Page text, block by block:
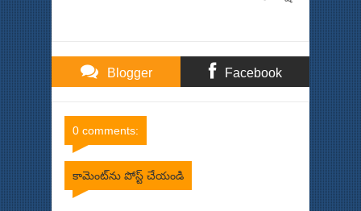
Blogger Facebook
0 comments:
కామెంట్‌ను పోస్ట్ చేయండి